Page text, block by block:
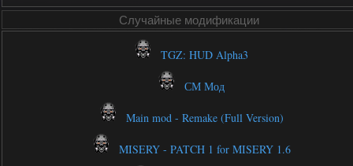
Случайные модификации
TGZ: HUD Alpha3
СМ Мод
Main mod - Remake (Full Version)
MISERY - PATCH 1 for MISERY 1.6